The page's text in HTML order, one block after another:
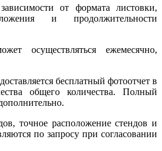
от формата листовки,
и продолжительности
осуществляться ежемесячно,
бесплатный фотоотчет в
общего количества. Полный
точное расположение стендов и
по запросу при согласовании